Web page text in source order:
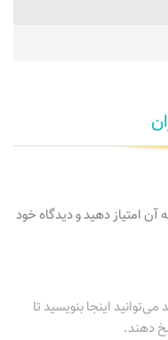
آن امتیاز دهید و دیدگاه خود
اینجا بنویسید تا
دهند.